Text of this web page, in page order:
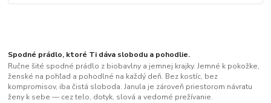
Spodné prádlo, ktoré Ti dáva slobodu a pohodlie.
Ručne šité spodné prádlo z biobavlny a jemnej krajky. Jemné k pokožke,
ženské na pohľad a pohodlné na každý deň. Bez kostíc, bez
kompromisov, iba čistá sloboda. Janula je zároveň priestorom návratu
ženy k sebe — cez telo, dotyk, slová a vedomé prežívanie.